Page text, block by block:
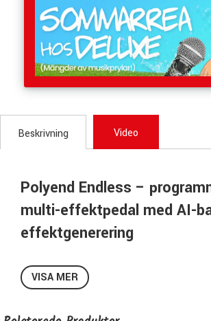
Beskrivning Video
Polyend Endless –
multi-effektpedal med AI-
effektgenerering
en öppen plattform för att skapa, ladda
effekter. Med det integrerade
VISA MER